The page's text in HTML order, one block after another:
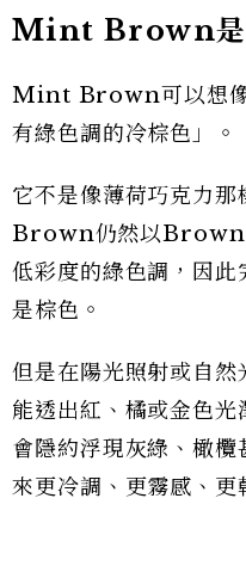
Mint Brown是
Mint Brown可以想
有綠色調的冷棕色」。
它不是像薄荷巧克力
Brown仍然以Brown
低彩度的綠色調，因
是棕色。
但是在陽光照射或自
能透出紅、橘或金色
會隱約浮現灰綠、橄
來更冷調、更霧感、更